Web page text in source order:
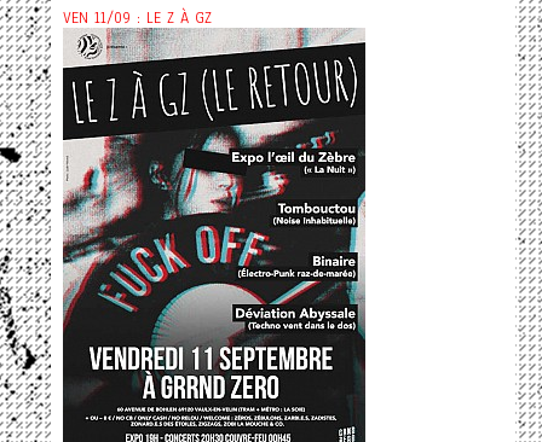
VEN 11/09 : LE Z À GZ